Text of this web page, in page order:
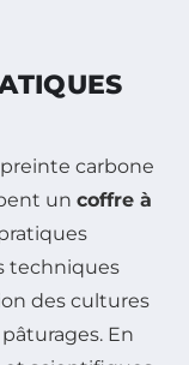
carbone
un coffre à
techniques
des cultures
En